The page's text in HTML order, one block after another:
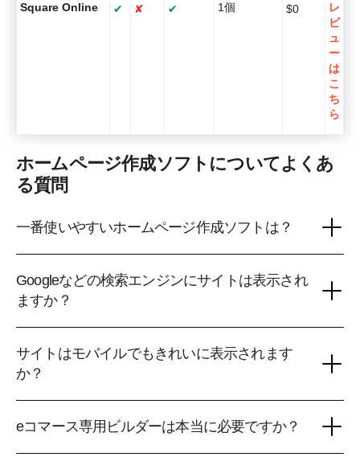
Square Online ✔ ✘ ✔ 1個 $0
レ
ビ
ュ
ー
は
こ
ち
ら
ホームページ作成ソフトについてよくあ
る質問
一番使いやすいホームページ作成ソフトは？
Googleなどの検索エンジンにサイトは表示され
ますか？
サイトはモバイルでもきれいに表示されます
か？
eコマース専用ビルダーは本当に必要ですか？